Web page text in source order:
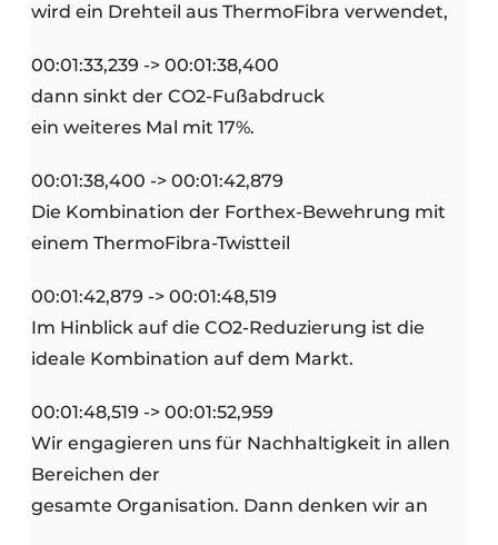
wird ein Drehteil aus ThermoFibra verwendet,
00:01:33,239 -> 00:01:38,400
dann sinkt der CO2-Fußabdruck
ein weiteres Mal mit 17%.
00:01:38,400 -> 00:01:42,879
Die Kombination der Forthex-Bewehrung mit
einem ThermoFibra-Twistteil
00:01:42,879 -> 00:01:48,519
Im Hinblick auf die CO2-Reduzierung ist die
ideale Kombination auf dem Markt.
00:01:48,519 -> 00:01:52,959
Wir engagieren uns für Nachhaltigkeit in allen
Bereichen der
gesamte Organisation. Dann denken wir an